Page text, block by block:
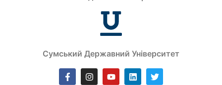
Сумський Державний Університет